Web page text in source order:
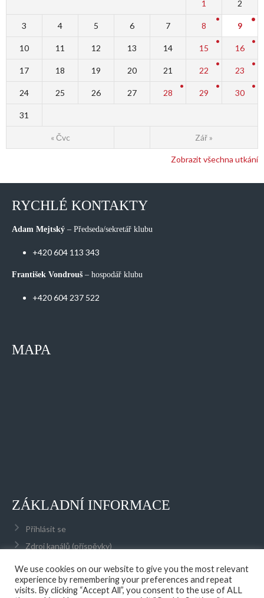
« Čvc Zář »
1 2
3 4 5 6 7 8 9
10 11 12 13 14 15 16
17 18 19 20 21 22 23
24 25 26 27 28 29 30
31
Zobrazit všechna utkání
RYCHLÉ KONTAKTY
Adam Mejtský – Předseda/sekretář klubu
+420 604 113 343
František Vondrouš – hospodář klubu
+420 604 237 522
MAPA
ZÁKLADNÍ INFORMACE
Přihlásit se
Zdroj kanálů (příspěvky)
Kanál komentářů
Česká lokalizace
We use cookies on our website to give you the most relevant
experience by remembering your preferences and repeat
visits. By clicking “Accept All”, you consent to the use of ALL